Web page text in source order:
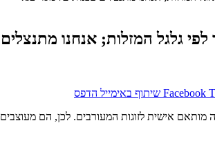
גלגל המזלות; אנחנו מתנצלים
Facebook שיתוף באימייל הדפס
אישית לזוגות המעורבים. לכן, הם